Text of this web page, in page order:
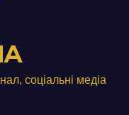
соціальні медіа